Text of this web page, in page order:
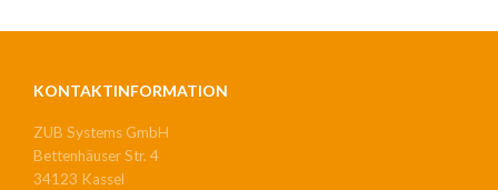
KONTAKTINFORMATION
ZUB Systems GmbH
Bettenhäuser Str. 4
34123 Kassel